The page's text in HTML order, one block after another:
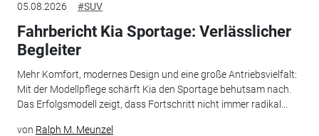
05.08.2026 #SUV
Fahrbericht Kia Sportage: Verlässlicher
Begleiter
Mehr Komfort, modernes Design und eine große Antriebsvielfalt:
Mit der Modellpflege schärft Kia den Sportage behutsam nach.
Das Erfolgsmodell zeigt, dass Fortschritt nicht immer radikal...
von Ralph M. Meunzel